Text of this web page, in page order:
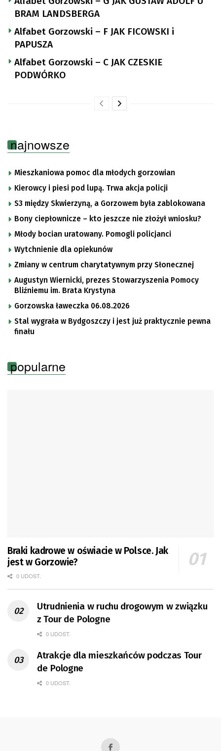
BRAM LANDSBERGA
Alfabet Gorzowski – F JAK FICOWSKI i
PAPUSZA
Alfabet Gorzowski – C JAK CZESKIE
PODWÓRKO
najnowsze
Mieszkaniowa pomoc dla młodych gorzowian
Kierowcy i piesi pod lupą. Trwa akcja policji
S3 między Skwierzyną, a Gorzowem była zablokowana
Bony ciepłownicze – kto jeszcze nie złożył wniosku?
Młody bocian uratowany. Pomogli policjanci
Wytchnienie dla opiekunów
Zmiany w centrum charytatywnym przy Słonecznej
Augustyn Wiernicki, prezes Stowarzyszenia Pomocy
Bliźniemu im. Brata Krystyna
Gorzowska ławeczka 06.08.2026
Stal wygrała w Bydgoszczy i jest już praktycznie pewna
finału
popularne
Braki kadrowe w oświacie w Polsce. Jak
jest w Gorzowie?
0 UDOST.
Utrudnienia w ruchu drogowym w związku
z Tour de Pologne
0 UDOST.
Atrakcje dla mieszkańców podczas Tour
de Pologne
0 UDOST.